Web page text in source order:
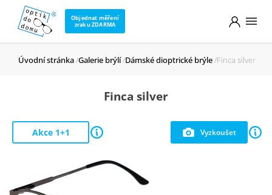
Objednat měření
zraku ZDARMA
Úvodní stránka Galerie brýlí Dámské dioptrické brýle Finca silver
Finca silver
Vyzkoušet
Akce 1+1